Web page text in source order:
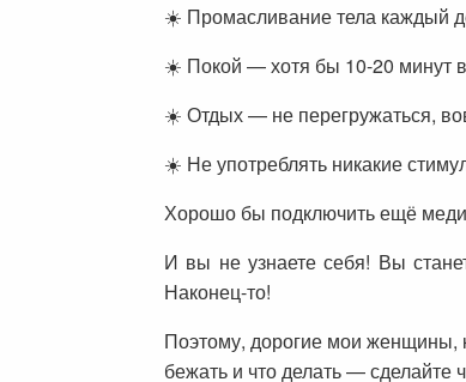
☀️ Промасливание тела каждый
☀️ Покой — хотя бы 10-20 минут
☀️ Отдых — не перегружаться,
☀️ Не употреблять никакие
Хорошо бы подключить ещё
И вы не узнаете себя! Вы
Наконец-то!
Поэтому, дорогие мои женщины,
бежать и что делать — сделайте